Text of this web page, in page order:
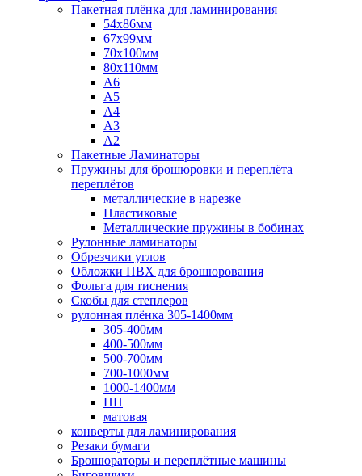
Пакетная плёнка для ламинирования
54x86мм
67x99мм
70х100мм
80x110мм
A6
A5
A4
A3
A2
Пакетные Ламинаторы
Пружины для брошюровки и переплёта
переплётов
металлические в нарезке
Пластиковые
Металлические пружины в бобинах
Рулонные ламинаторы
Обрезчики углов
Обложки ПВХ для брошюрования
Фольга для тиснения
Скобы для степлеров
рулонная плёнка 305-1400мм
305-400мм
400-500мм
500-700мм
700-1000мм
1000-1400мм
ПП
матовая
конверты для ламинирования
Резаки бумаги
Брошюраторы и переплётные машины